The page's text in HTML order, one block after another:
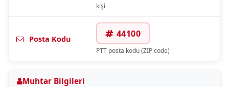
kişi
Posta Kodu 44100
PTT posta kodu (ZIP code)
Muhtar Bilgileri